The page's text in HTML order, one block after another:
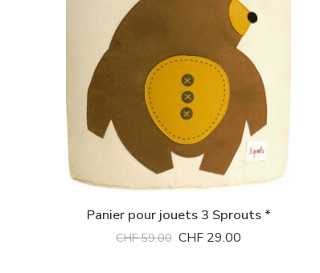
Panier pour jouets 3 Sprouts *
CHF59.00 CHF 29.00